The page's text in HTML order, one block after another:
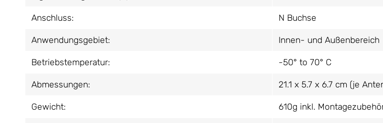
Anschluss: N Buchse
Anwendungsgebiet: Innen- und Außenbereich
Betriebstemperatur: -50° to 70° C
Abmessungen: 21.1 x 5.7 x 6.7 cm (je
Gewicht: 610g inkl.